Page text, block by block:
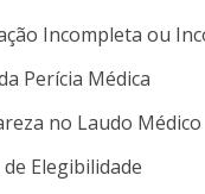
Incompleta ou
Perícia Médica
no Laudo Médico
Elegibilidade